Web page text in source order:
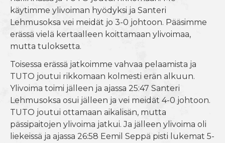
käytimme ylivoiman hyödyksi ja Santeri
Lehmusoksa vei meidät jo 3-0 johtoon. Pääsimme
erässä vielä kertaalleen koittamaan ylivoimaa,
mutta tuloksetta.
Toisessa erässä jatkoimme vahvaa pelaamista ja
TUTO joutui rikkomaan kolmesti erän alkuun.
Ylivoima toimi jälleen ja ajassa 25:47 Santeri
Lehmusoksa osui jälleen ja vei meidät 4-0 johtoon.
TUTO joutui ottamaan aikalisän, mutta
pässipaitojen ylivoima jatkui. Ja jälleen ylivoima oli
liekeissä ja ajassa 26:58 Eemil Seppä pisti lukemat 5-